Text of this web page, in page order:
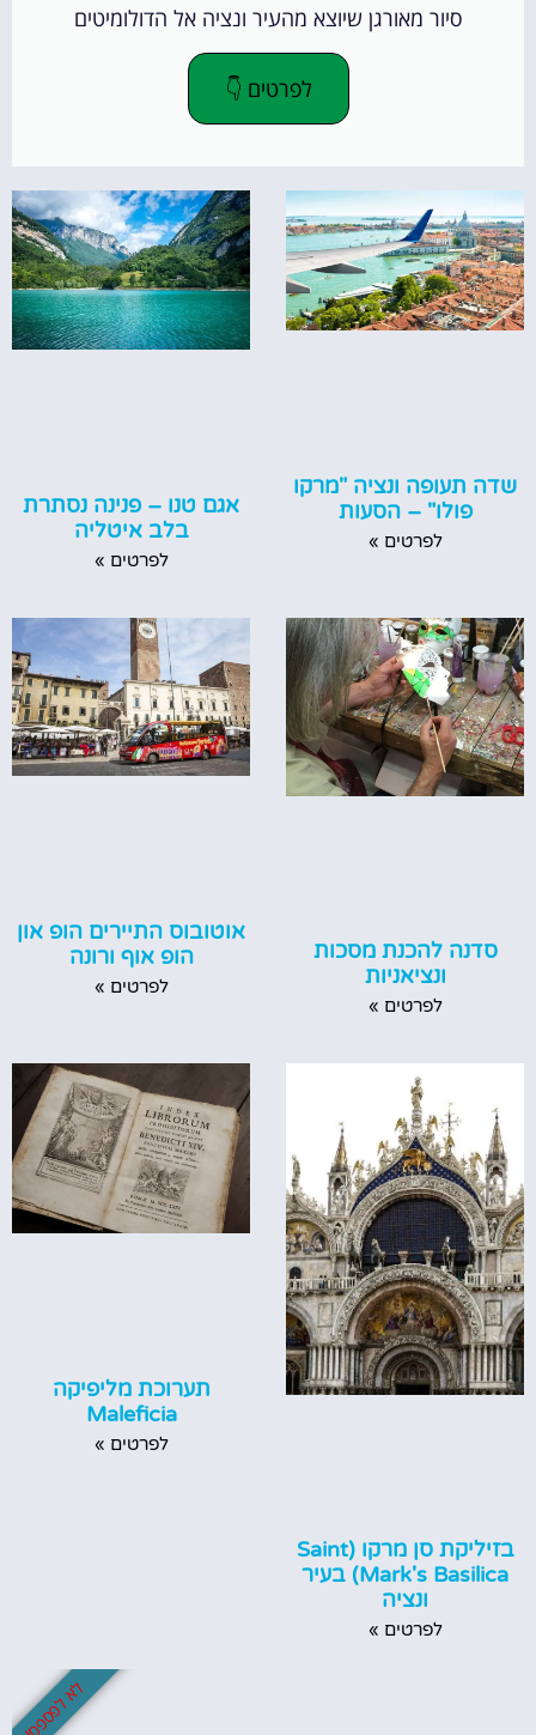
סיור מאורגן שיוצא מהעיר ונציה אל הדולומיטים
לפרטים 👇
שדה תעופה ונציה "מרקו
פולו" – הסעות
לפרטים »
אגם טנו – פנינה נסתרת
בלב איטליה
לפרטים »
סדנה להכנת מסכות
ונציאניות
לפרטים »
אוטובוס התיירים הופ און
הופ אוף ורונה
לפרטים »
בזיליקת סן מרקו (Saint
Mark's Basilica) בעיר
ונציה
לפרטים »
תערוכת מליפיקה
Maleficia
לפרטים »
לא לפספס!